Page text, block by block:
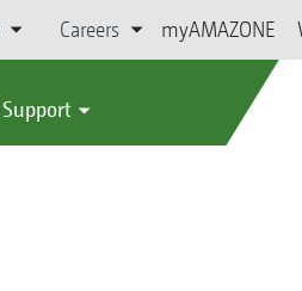
Careers myAMAZONE
Support